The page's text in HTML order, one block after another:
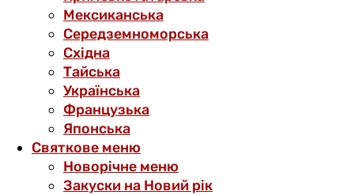
Мексиканська
Середземноморська
Східна
Тайська
Українська
Французька
Японська
Святкове меню
Новорічне меню
Закуски на Новий рік